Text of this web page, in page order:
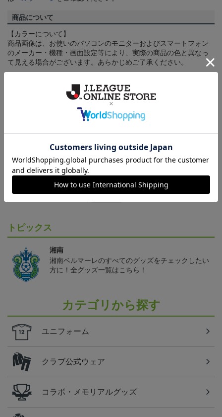
商品について
【カラーについて】
商品画像は、お使いのパソコンのモニターおよびスマートフォン
のメーカー・機種・画面設定等により、実際の商品の色と異なっ
て見える場合がございます。あらかじめご了承ください。
取り扱い商品によっては、パッケージやデザインなどの仕様が予
告なく変更になることがございます。
決済について
ヘルプページ
トピックス
湘南
湘南ベルマーレのすべてのグッズをチェックしたい
方に！全グッズ一覧はこちら！
カテゴリから探す
ユニフォーム
クラブ公式ウェア
コラボ・メモリアルグッズ